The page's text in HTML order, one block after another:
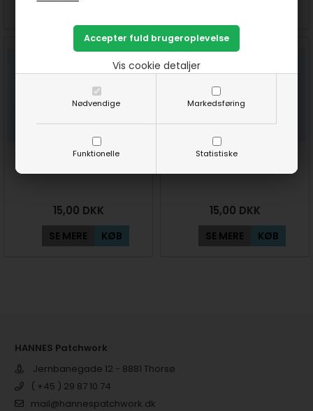
Nødvendige Markedsføring
Funktionelle Statistiske
Vis cookie detaljer
15,00 DKK
SE MERE KØB
15,00 DKK
SE MERE KØB
HANNES Patchwork
Jernbanegade 12 - 8881 Thorsø
( +45 ) 29 87 10 74
mail@hannespatchwork.dk